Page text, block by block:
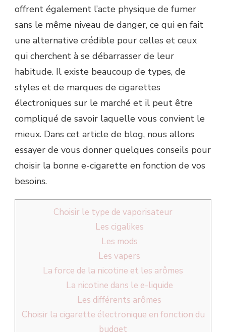
offrent également l’acte physique de fumer
sans le même niveau de danger, ce qui en fait
une alternative crédible pour celles et ceux
qui cherchent à se débarrasser de leur
habitude. Il existe beaucoup de types, de
styles et de marques de cigarettes
électroniques sur le marché et il peut être
compliqué de savoir laquelle vous convient le
mieux. Dans cet article de blog, nous allons
essayer de vous donner quelques conseils pour
choisir la bonne e-cigarette en fonction de vos
besoins.
Choisir le type de vaporisateur
Les cigalikes
Les mods
Les vapers
La force de la nicotine et les arômes
La nicotine dans le e-liquide
Les différents arômes
Choisir la cigarette électronique en fonction du
budget